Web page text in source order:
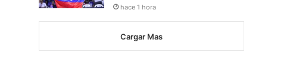
hace 1 hora
Cargar Mas